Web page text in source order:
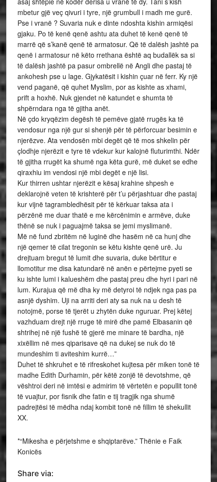
mbetur gjë veç qivuri i tyre, një grumbull i madh me gurë.
Pse i vranë ? Suvaria nuk e dinte ndoshta kishin armiqësi
gjaku. Po të kenë qenë ashtu ata duhet të kenë qenë të
marrë që s’kanë qenë të armatosur. Që të dalësh jashtë pa
qenë i armatosur në këto rrethana është aq budallëk sa si
të dalësh jashtë pa pasur ombrellë në Angli dhe pastaj të
ankohesh pse u lage. Gjykatësit i kishin çuar në ferr. Ky një
vend paganë, që quhet Myslim, por as kishte as xhami,
prift a hoxhë. Nuk gjendet në katundet e shumta të
shpërndara nga të gjitha anët.
Në çdo kryqëzim degësh të pemëve gjatë rrugës ka të
vendosur nga një gur si shenjë për të përforcuar besimin e
njerëzve. Ata vendosën mbi degët që të mos shkelin për
çlodhje njerëzit e tyre të vdekur kur kalojnë fluturimthi. Ndër
të gjitha rrugët ka shumë nga këta gurë, më duket se edhe
qiraxhiu im vendosi një mbi degët e një lisi.
Kur thirren ushtar njerëzit e kësaj krahine shpesh e
deklarojnë veten të krishterë për t’u përjashtuar dhe pastaj
kur vijnë tagrambledhësit për të kërkuar taksa ata i
përzënë me duar thatë e me kërcënimin e armëve, duke
thënë se nuk i paguajmë taksa se jemi myslimanë.
Më në fund zbritëm në luginë dhe hasëm në ca hunj dhe
një qemer të cilat tregonin se këtu kishte qenë urë. Ju
drejtuam bregut të lumit dhe suvaria, duke bërtitur e
llomotitur me disa katundarë në anën e përtejme pyeti se
ku ishte lumi i kalueshëm dhe pastaj preu dhe hyri i pari në
lum. Kurajua që më dha ky më detyroi të ndjek nga pas pa
asnjë dyshim. Uji na arriti deri aty sa nuk na u desh të
notojmë, porse të tjerët u zhytën duke nguruar. Prej këtej
vazhduam drejt një rruge të mirë dhe pamë Elbasanin që
shtrihej në një fushë të gjerë me minare të bardha, një
xixëllim në mes qiparisave që na dukej se nuk do të
mundeshim ti aviteshim kurrë…”
Duhet të shkruhet e të rifreskohet kujtesa për miken tonë të
madhe Edith Durhamin, për këtë zonjë të devotshme, që
vështroi deri në imtësi e admirim të vërtetën e popullit tonë
të vuajtur, por fisnik dhe fatin e tij tragjik nga shumë
padrejtësi të mëdha ndaj kombit tonë në fillim të shekullit
XX.
*“Mikesha e përjetshme e shqiptarëve.” Thënie e Faik
Konicës
Share via: